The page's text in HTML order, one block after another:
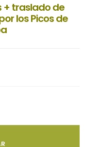
+ traslado de
los Picos de